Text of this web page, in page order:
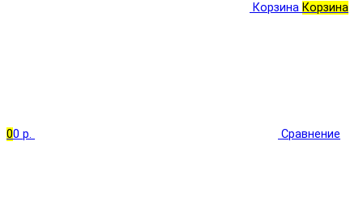
Корзина Корзина
00 р. Сравнение